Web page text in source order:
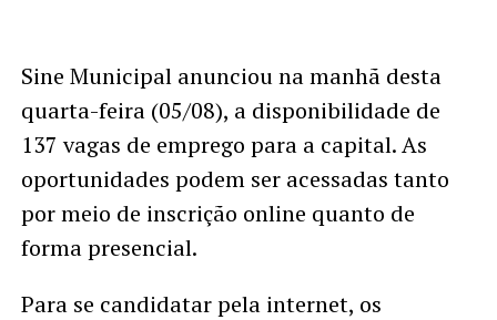
Sine Municipal anunciou na manhã desta
quarta-feira (05/08), a disponibilidade de
137 vagas de emprego para a capital. As
oportunidades podem ser acessadas tanto
por meio de inscrição online quanto de
forma presencial.
Para se candidatar pela internet, os